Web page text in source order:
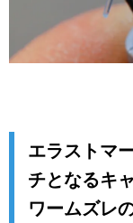
エラストマ
チとなるキ
ワームズレ